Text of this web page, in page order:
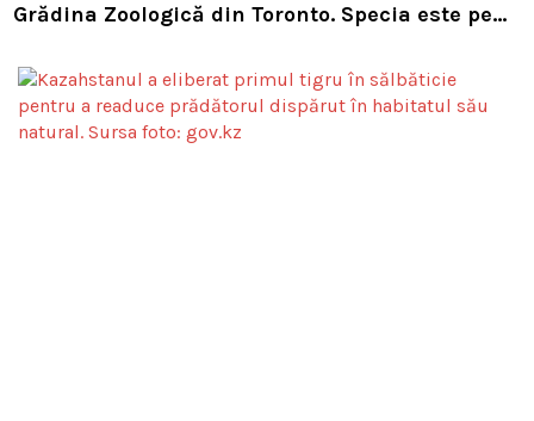
Grădina Zoologică din Toronto. Specia este pe